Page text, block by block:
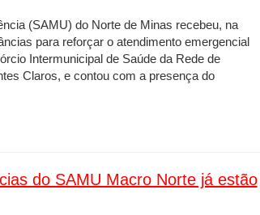
(SAMU) do Norte de Minas recebeu, na
para reforçar o atendimento emergencial
Intermunicipal de Saúde da Rede de
Claros, e contou com a presença do
do SAMU Macro Norte já estão